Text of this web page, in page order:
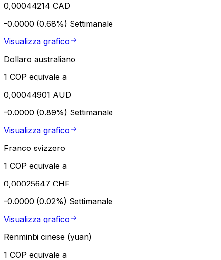
0,00044214 CAD
-0.0000 (0.68%) Settimanale
Visualizza grafico
Dollaro australiano
1 COP equivale a
0,00044901 AUD
-0.0000 (0.89%) Settimanale
Visualizza grafico
Franco svizzero
1 COP equivale a
0,00025647 CHF
-0.0000 (0.02%) Settimanale
Visualizza grafico
Renminbi cinese (yuan)
1 COP equivale a